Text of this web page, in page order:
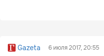
Gazeta 6 июля 2017, 20:55